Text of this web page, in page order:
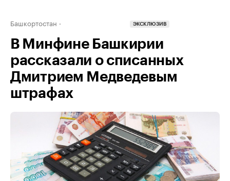
Башкортостан ЭКСКЛЮЗИВ
В Минфине Башкирии
рассказали о списанных
Дмитрием Медведевым
штрафах